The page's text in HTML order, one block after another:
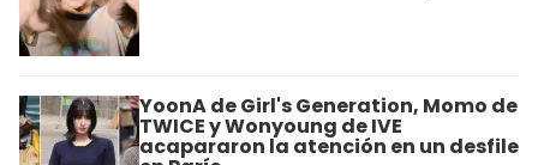
YoonA de Girl's Generation, Momo de
TWICE y Wonyoung de IVE
acapararon la atención en un desfile